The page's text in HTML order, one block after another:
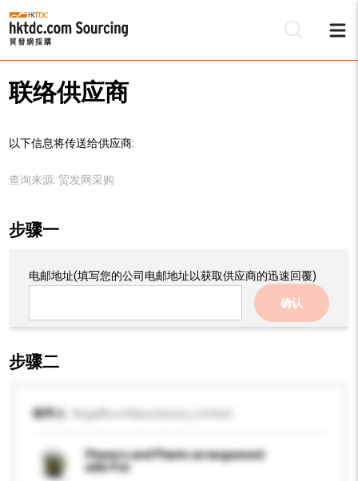
联络供应商
以下信息将传送给供应商:
查询来源: 贸发网采购
步骤一
电邮地址(填写您的公司电邮地址以获取供应商的迅速回覆)
确认
步骤二
收件人
Flowers and Plants arrangement
with Pot